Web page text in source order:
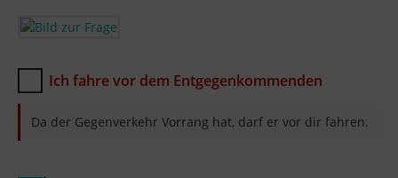
Ich fahre vor dem Entgegenkommenden
Da der Gegenverkehr Vorrang hat, darf er vor dir fahren.